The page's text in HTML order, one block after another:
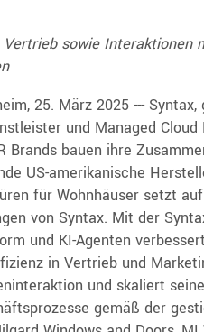
sowie Interaktionen
25. März 2025 ---
und Managed Cloud
Brands bauen ihre
US-amerikanische
für Wohnhäuser setzt
von Syntax. Mit der
und KI-Agenten
in Vertrieb und
und skaliert seine
gemäß der